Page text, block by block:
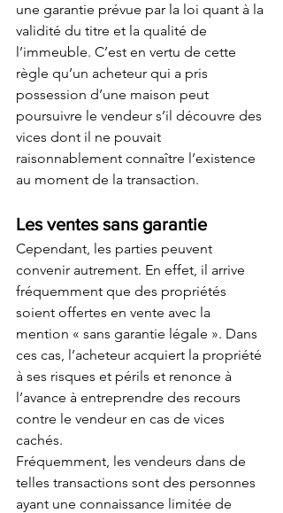
une garantie prévue par la loi quant à la
validité du titre et la qualité de
l’immeuble. C’est en vertu de cette
règle qu’un acheteur qui a pris
possession d’une maison peut
poursuivre le vendeur s’il découvre des
vices dont il ne pouvait
raisonnablement connaître l’existence
au moment de la transaction.
Les ventes sans garantie
Cependant, les parties peuvent
convenir autrement. En effet, il arrive
fréquemment que des propriétés
soient offertes en vente avec la
mention « sans garantie légale ». Dans
ces cas, l’acheteur acquiert la propriété
à ses risques et périls et renonce à
l’avance à entreprendre des recours
contre le vendeur en cas de vices
cachés.
Fréquemment, les vendeurs dans de
telles transactions sont des personnes
ayant une connaissance limitée de